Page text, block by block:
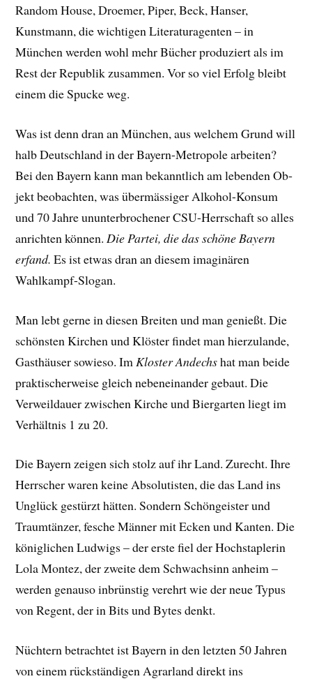
Random House, Droemer, Piper, Beck, Hanser,
Kunstmann, die wichtigen Literaturagenten – in
München werden wohl mehr Bücher pro­duziert als im
Rest der Republik zusammen. Vor so viel Erfolg bleibt
einem die Spucke weg.
Was ist denn dran an München, aus welchem Grund will
halb Deutschland in der Bayern-Metropole arbeiten?
Bei den Bayern kann man bekanntlich am lebenden Ob­
jekt beobachten, was übermässiger Alkohol­-Konsum
und 70 Jahre ununterbrochener CSU-Herrschaft so alles
anrichten können. Die Partei, die das schöne Bayern
erfand. Es ist etwas dran an diesem imaginären
Wahlkampf-Slogan.
Man lebt gerne in diesen Breiten und man genießt. Die
schönsten Kirchen und Klöster findet man hierzulande,
Gasthäuser sowieso. Im Kloster Andechshat man beide
praktischerweise gleich nebeneinander gebaut. Die
Verweildauer zwischen Kirche und Biergarten liegt im
Verhältnis 1 zu 20.
Die Bayern zeigen sich stolz auf ihr Land. Zurecht. Ihre
Herrscher waren keine Absolutisten, die das Land ins
Unglück gestürzt hätten. Sondern Schöngeister und
Traumtänzer, fesche Männer mit Ecken und Kanten. Die
königlichen Ludwigs – der erste fiel der Hochstaplerin
Lola Montez, der zweite dem Schwachsinn anheim –
werden genauso inbrünstig verehrt wie der neue Typus
von Regent, der in Bits und Bytes denkt.
Nüchtern betrachtet ist Bayern in den letzten 50 Jah­ren
von einem rückständigen Agrar­land direkt ins